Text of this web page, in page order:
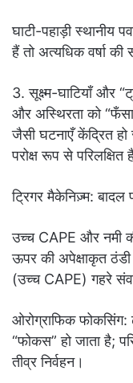
घाटी-पहाड़ी स्थानीय
हैं तो अत्यधिक वर्षा की
3. सूक्ष्म-घाटियाँ और
और अस्थिरता को
जैसी घटनाएँ केंद्रित
परोक्ष रूप से परिलक्षित
ट्रिगर मैकेनिज़्म:
उच्च CAPE और नमी
ऊपर की अपेक्षाकृत ठंडी
(उच्च CAPE) गहरे
ओरोग्राफिक फोकसिंग:
“फोकस” हो जाता है;
तीव्र निर्वहन।